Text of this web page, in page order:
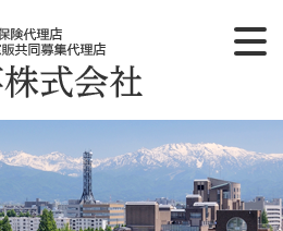
丸の内1-8-10（富山丸の内ビル3F）
会社にお勤めのみなさまへ